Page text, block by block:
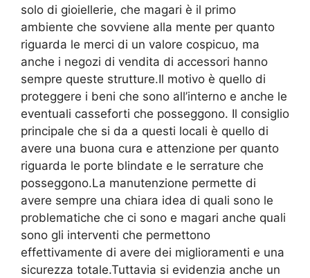
solo di gioiellerie, che magari è il primo
ambiente che sovviene alla mente per quanto
riguarda le merci di un valore cospicuo, ma
anche i negozi di vendita di accessori hanno
sempre queste strutture.Il motivo è quello di
proteggere i beni che sono all’interno e anche le
eventuali casseforti che posseggono. Il consiglio
principale che si da a questi locali è quello di
avere una buona cura e attenzione per quanto
riguarda le porte blindate e le serrature che
posseggono.La manutenzione permette di
avere sempre una chiara idea di quali sono le
problematiche che ci sono e magari anche quali
sono gli interventi che permettono
effettivamente di avere dei miglioramenti e una
sicurezza totale.Tuttavia si evidenzia anche un